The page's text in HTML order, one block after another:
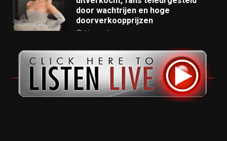
door wachtrijen en hoge
doorverkoopprijzen
11 months ago